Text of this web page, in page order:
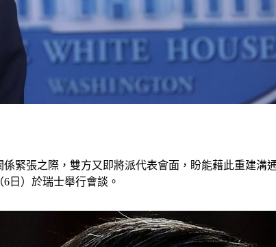
緊張之際，雙方又即將派代表會面，盼能藉此重建溝
日）於瑞士舉行會談。